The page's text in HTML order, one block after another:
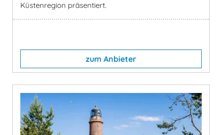
Küstenregion präsentiert.
zum Anbieter